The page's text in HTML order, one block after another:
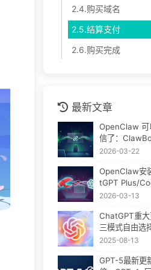
2.4.购买域名
2.5.结算支付
2.6.购买完成
最新文章
OpenClaw 可
信了：
教程
2026-03-22
OpenClaw安
tGPT Plus/
家
2026-03-13
ChatGPT重
三模式自由选
暖，GPT-4o成
2025-08-13
GPT-5最新更